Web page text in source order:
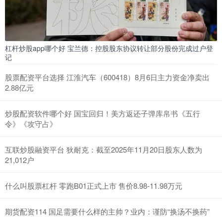
杠杆炒股app哪个好 宝兰德：控股股东协议转让部分股份完成过户登
记
股票配资平台选择 江淮汽车（600418）8月6日主力资金净卖出
2.88亿元
炒股配资软件哪个好 国宝回归！美方返还子弹库帛书《五行
令》《攻守占》
互联炒股融资平台 狄耐克：截至2025年11月20日股东人数为
21,012户
什么叫股票杠杆 零跑B01正式上市 售价8.98-11.98万元
期货配资114 国足需要什么样的主帅？业内：谨防“换汤不换药”